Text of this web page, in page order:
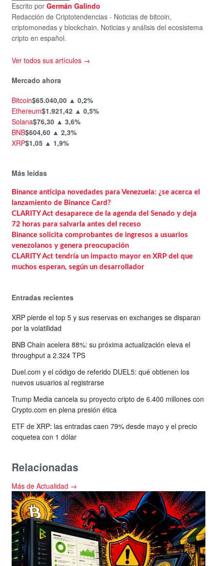
Escrito por Germán Galindo
Redacción de Criptotendencias - Noticias de bitcoin,
criptomonedas y blockchain. Noticias y análisis del ecosistema
cripto en español.
Ver todos sus artículos →
Mercado ahora
Bitcoin$65.040,00 ▲ 0,2%
Ethereum$1.921,42 ▲ 0,5%
Solana$76,30 ▲ 3,6%
BNB$604,60 ▲ 2,3%
XRP$1,05 ▲ 1,9%
Más leídas
Binance anticipa novedades para Venezuela: ¿se acerca el
lanzamiento de Binance Card?
CLARITY Act desaparece de la agenda del Senado y deja
72 horas para salvarla antes del receso
Binance solicita comprobantes de ingresos a usuarios
venezolanos y genera preocupación
CLARITY Act tendría un impacto mayor en XRP del que
muchos esperan, según un desarrollador
Entradas recientes
XRP pierde el top 5 y sus reservas en exchanges se disparan
por la volatilidad
BNB Chain acelera 88%: su próxima actualización eleva el
throughput a 2.324 TPS
Duel.com y el código de referido DUEL5: qué obtienen los
nuevos usuarios al registrarse
Trump Media cancela su proyecto cripto de 6.400 millones con
Crypto.com en plena presión ética
ETF de XRP: las entradas caen 79% desde mayo y el precio
coquetea con 1 dólar
Relacionadas
Más de Actualidad →